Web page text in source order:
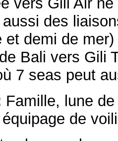
des
et demi de
Bali vers Gili
7 seas peut
Famille, lune
équipage de